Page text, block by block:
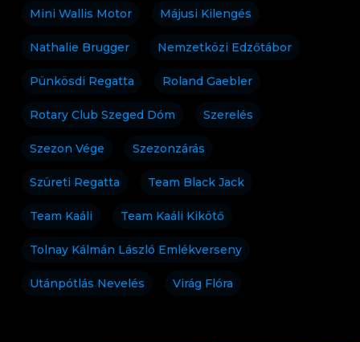
Mini Wallis Motor Májusi Kilengés
Nathalie Brugger Nemzetközi Edzőtábor
Pünkösdi Regatta Roland Gaebler
Rotary Club Szeged Dóm Szerelés
Szezon Vége Szezonzárás
Szüreti Regatta Team Black Jack
Team Kaáli Team Kaáli Kikötő
Tolnay Kálmán László Emlékverseny
Utánpótlás Nevelés Virág Flóra